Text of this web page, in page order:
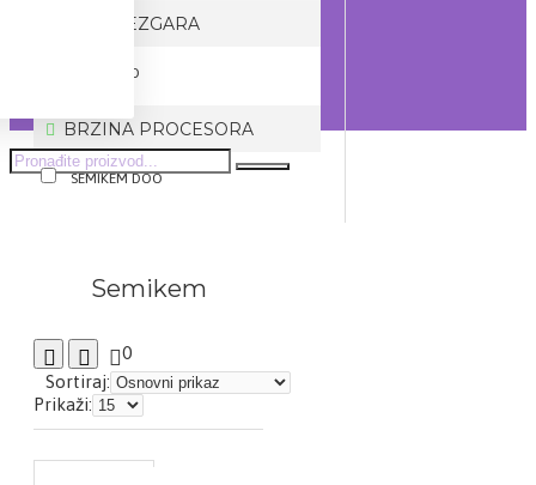
BROJ JEZGARA
NAAR DOO
BRZINA PROCESORA
SEMIKEM DOO
Semikem
0
Sortiraj:
Prikaži: